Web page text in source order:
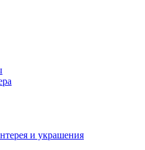
и украшения